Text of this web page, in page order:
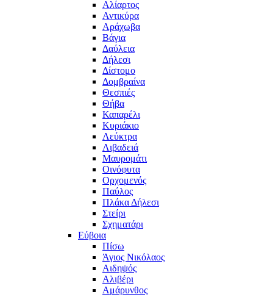
Αλίαρτος
Αντικύρα
Αράχωβα
Βάγια
Δαύλεια
Δήλεσι
Δίστομο
Δομβραίνα
Θεσπιές
Θήβα
Καπαρέλι
Κυριάκιο
Λεύκτρα
Λιβαδειά
Μαυρομάτι
Οινόφυτα
Ορχομενός
Παύλος
Πλάκα Δήλεσι
Στείρι
Σχηματάρι
Εύβοια
Πίσω
Άγιος Νικόλαος
Αιδηψός
Αλιβέρι
Αμάρυνθος